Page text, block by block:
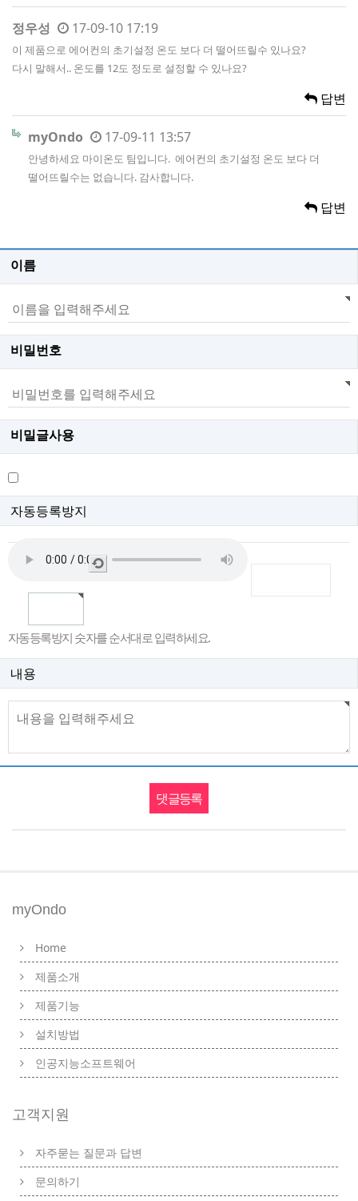
정우성 17-09-10 17:19
이 제품으로 에어컨의 초기설정 온도 보다 더 떨어뜨릴수 있나요?
다시 말해서.. 온도를 12도 정도로 설정할 수 있나요?
답변
myOndo 17-09-11 13:57
안녕하세요 마이온도 팀입니다. 에어컨의 초기설정 온도 보다 더
떨어뜨릴수는 없습니다. 감사합니다.
답변
이름
비밀번호
비밀글사용
자동등록방지
새
자동등록방지 숫자를 순서대로 입력하세요.
내용
myOndo
Home
제품소개
제품기능
설치방법
인공지능소프트웨어
고객지원
자주묻는 질문과 답변
문의하기